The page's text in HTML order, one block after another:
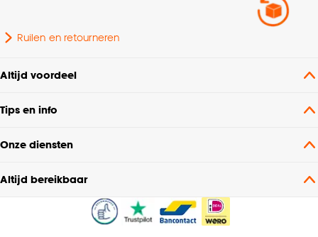
Dessin
Standaard afmetingen
Interieurstijl
Gewicht
Soort vloerkleed Fluffy vloerkleed
Ruilen en retourneren
Altijd voordeel
Tips en info
Onze diensten
Altijd bereikbaar